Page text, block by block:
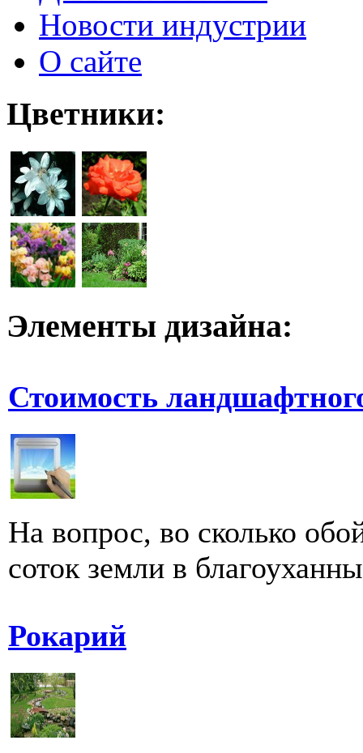
Новости индустрии
О сайте
Цветники:
Элементы дизайна:
Стоимость
На вопрос, во сколько
соток земли в
Рокарий